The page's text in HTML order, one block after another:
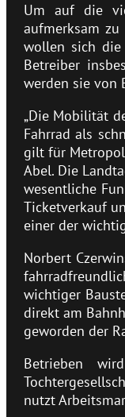
Um auf die
aufmerksam
wollen sich
Betreiber
werden sie von
„Die Mobilität
Fahrrad als
gilt für
Abel. Die
wesentliche
Ticketverkauf
einer der
Norbert
wichtiger
direkt am
geworden der
Betrieben
nutzt